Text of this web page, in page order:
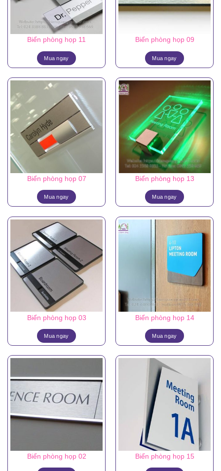
Biển phòng họp 11
Mua ngay
Biển phòng họp 09
Mua ngay
Biển phòng họp 07
Mua ngay
Biển phòng họp 13
Mua ngay
Biển phòng họp 03
Mua ngay
Biển phòng họp 14
Mua ngay
Biển phòng họp 02 Biển phòng họp 15